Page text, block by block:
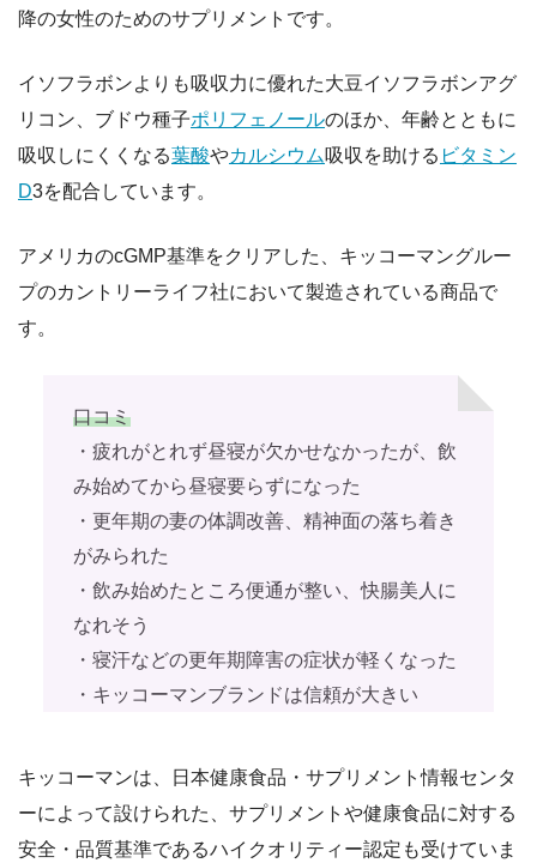
降の女性のためのサプリメントです。
イソフラボンよりも吸収力に優れた大豆イソフラボンアグ
リコン、ブドウ種子ポリフェノールのほか、年齢とともに
吸収しにくくなる葉酸やカルシウム吸収を助ける ビタミン
D3を配合しています。
アメリカのcGMP基準をクリアした、キッコーマングルー
プのカントリーライフ社において製造されている商品で
す。
口コミ
・疲れがとれず昼寝が欠かせなかったが、飲
み始めてから昼寝要らずになった
・更年期の妻の体調改善、精神面の落ち着き
がみられた
・飲み始めたところ便通が整い、快腸美人に
なれそう
・寝汗などの更年期障害の症状が軽くなった
・キッコーマンブランドは信頼が大きい
キッコーマンは、日本健康食品・サプリメント情報センタ
ーによって設けられた、サプリメントや健康食品に対する
安全・品質基準であるハイクオリティー認定も受けていま